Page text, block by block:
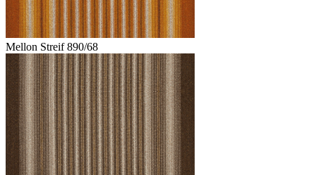
Mellon Streif 890/68